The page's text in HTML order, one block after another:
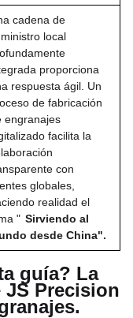
cadena de
local
proporciona
respuesta ágil. Un
de fabricación
engranajes
facilita la
con
globales,
realidad el
" Sirviendo al
desde China".
guía? La
JS Precision